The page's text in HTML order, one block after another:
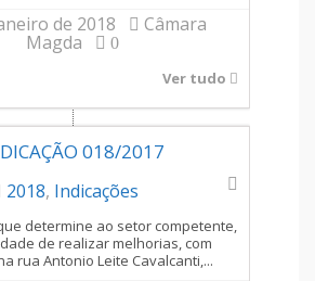
de 2018 Câmara
Magda 0
Ver tudo
018/2017
2018, Indicações
determine ao setor competente,
de realizar melhorias, com
rua Antonio Leite Cavalcanti,...